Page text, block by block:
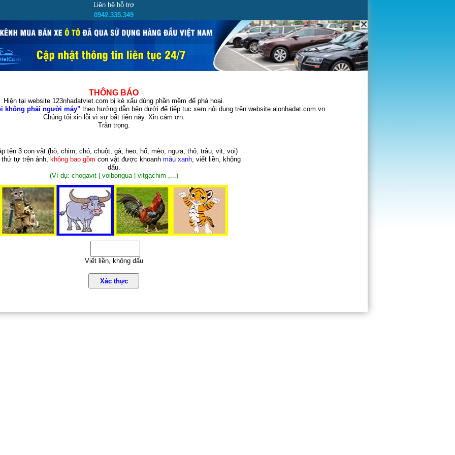
Liên hệ hỗ trợ
0942.335.349
THÔNG BÁO
Hiện tại website 123nhadatviet.com bị kẻ xấu dùng phần mềm để phá hoại.
không phải người máy"theo hướng dẫn bên dưới để tiếp tục xem nội dung trên website alonhadat.com.vn
Chúng tôi xin lỗi vì sự bất tiện này. Xin cám ơn.
Trân trọng.
tên 3 con vật (bò, chim, chó, chuột, gà, heo, hổ, mèo, ngựa, thỏ, trâu, vịt, voi)
thứ tự trên ảnh, không bao gồm con vật được khoanh màu xanh, viết liền, không
dấu.
(Ví dụ: chogavit | voibongua | vitgachim ,...)
Viết liền, không dấu
Xác thực